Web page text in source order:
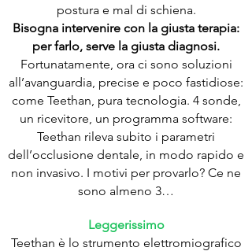
postura e mal di schiena.
Bisogna intervenire con la giusta terapia:
per farlo, serve la giusta diagnosi.
Fortunatamente, ora ci sono soluzioni
all’avanguardia, precise e poco fastidiose:
come Teethan, pura tecnologia. 4 sonde,
un ricevitore, un programma software:
Teethan rileva subito i parametri
dell’occlusione dentale, in modo rapido e
non invasivo. I motivi per provarlo? Ce ne
sono almeno 3…
Leggerissimo
Teethan è lo strumento elettromiografico